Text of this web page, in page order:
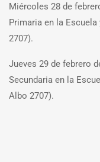
Miércoles 28 de
Primaria en la
2707).
Jueves 29 de febrero
Secundaria en la
Albo 2707).